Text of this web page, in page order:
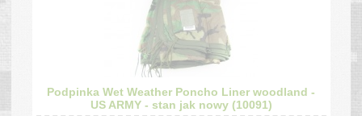
Podpinka Wet Weather Poncho Liner woodland -
US ARMY - stan jak nowy (10091)